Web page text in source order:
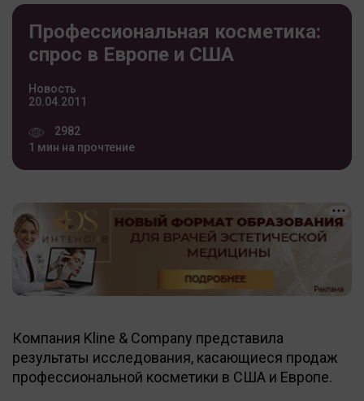
Профессиональная косметика:
спрос в Европе и США
Новость
20.04.2011
2982
1 мин на прочтение
Компания Kline & Company представила
результаты исследования, касающиеся продаж
профессиональной косметики в США и Европе.